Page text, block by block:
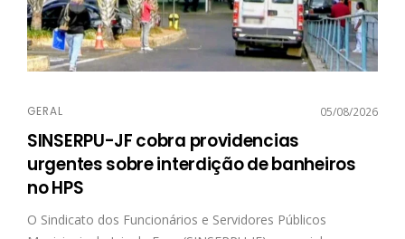
GERAL 05/08/2026
SINSERPU-JF cobra providencias
urgentes sobre interdição de banheiros
no HPS
O Sindicato dos Funcionários e Servidores Públicos